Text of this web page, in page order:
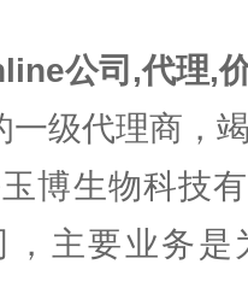
公司,代理,
一级代理商，
博生物科技
，主要业务